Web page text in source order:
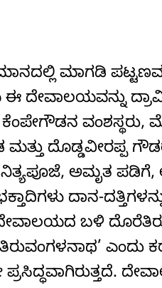
ಮಾಗಡಿ
ಈ ದೇವಾಲಯವನ್ನು
ವಂಶಸ್ಥರು,
ದೊಡ್ಡವೀರಪ್ಪ
ಅಮೃತ
ದಾನ-
ಬಳಿ
ಪ್ರಸಿದ್ಧವಾಗಿರುತ್ತದೆ.